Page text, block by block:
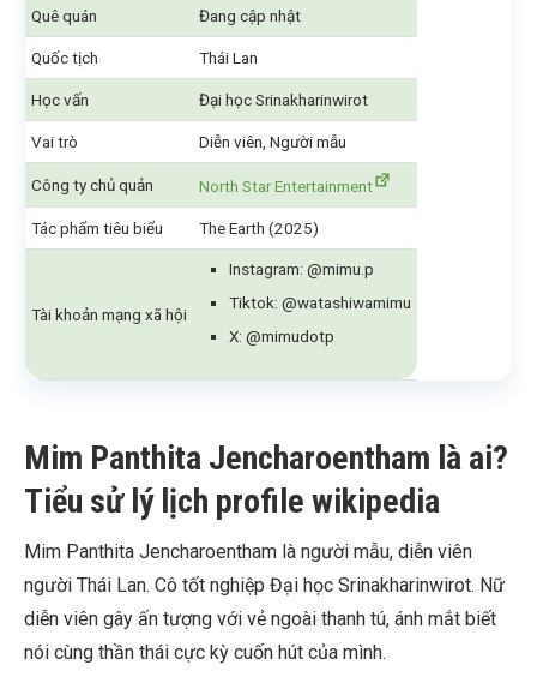
Quê quán Đang cập nhật
Quốc tịch Thái Lan
Học vấn Đại học Srinakharinwirot
Vai trò Diễn viên, Người mẫu
Công ty chủ quản North Star Entertainment
Tác phẩm tiêu biểu The Earth (2025)
Tài khoản mạng xã hội
Instagram: @mimu.p
Tiktok: @watashiwamimu
X: @mimudotp
Mim Panthita Jencharoentham là ai?
Tiểu sử lý lịch profile wikipedia
Mim Panthita Jencharoentham là người mẫu, diễn viên
người Thái Lan. Cô tốt nghiệp Đại học Srinakharinwirot. Nữ
diễn viên gây ấn tượng với vẻ ngoài thanh tú, ánh mắt biết
nói cùng thần thái cực kỳ cuốn hút của mình.